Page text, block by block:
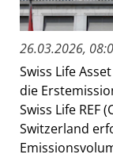
26.03.2026,
Swiss Life
die
Swiss Life REF
Switzerland